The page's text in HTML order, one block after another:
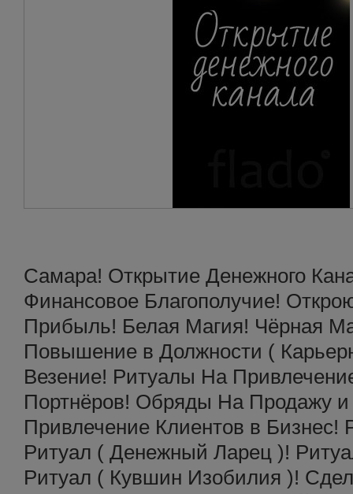
Самара! Открытие Денежного
Финансовое Благополучие!
Прибыль! Белая Магия! Чёрная
Повышение в Должности (
Везение! Ритуалы На
Портнёров! Обряды На Продажу
Привлечение Клиентов в Бизнес!
Ритуал ( Денежный Ларец )!
Ритуал ( Кувшин Изобилия )!